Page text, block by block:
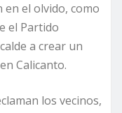
el olvido, como
el Partido
a crear un
Calicanto.
los vecinos,